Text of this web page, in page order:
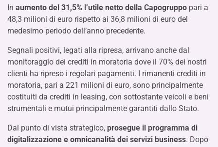
In aumento del 31,5% l’utile netto della Capogruppo pari a
48,3 milioni di euro rispetto ai 36,8 milioni di euro del
medesimo periodo dell’anno precedente.
Segnali positivi, legati alla ripresa, arrivano anche dal
monitoraggio dei crediti in moratoria dove il 70% dei nostri
clienti ha ripreso i regolari pagamenti. I rimanenti crediti in
moratoria, pari a 221 milioni di euro, sono principalmente
costituiti da crediti in leasing, con sottostante veicoli e beni
strumentali e mutui principalmente garantiti dallo Stato.
Dal punto di vista strategico, prosegue il programma di
digitalizzazione e omnicanalità dei servizi business. Dopo